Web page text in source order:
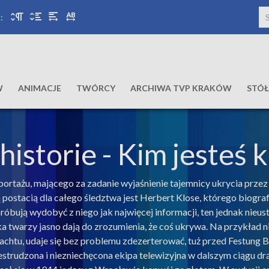
ANIMACJE TWÓRCY ARCHIWA TVP KRAKÓW
- Kim jesteś
mającego za zadanie wyjaśnienie tajemnicy ukrycia
dla całego śledztwa jest Herbert Klose, którego
wydobyć z niego jak najwięcej informacji, ten jednak
twarzy jasno dają do zrozumienia, że coś ukrywa. Na przykład
udaje się bez problemu zdezerterować, tuż przed
i niezniechęcona ekipa telewizyjna w dalszym ciągu